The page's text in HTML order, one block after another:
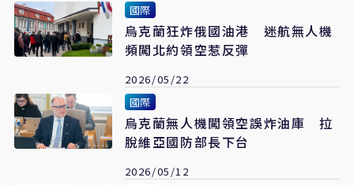
國際
烏克蘭狂炸俄國油港 迷航無人機
頻闖北約領空惹反彈
2026/05/22
國際
烏克蘭無人機闖領空誤炸油庫 拉
脫維亞國防部長下台
2026/05/12